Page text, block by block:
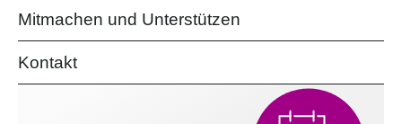
Mitmachen und Unterstützen
Kontakt